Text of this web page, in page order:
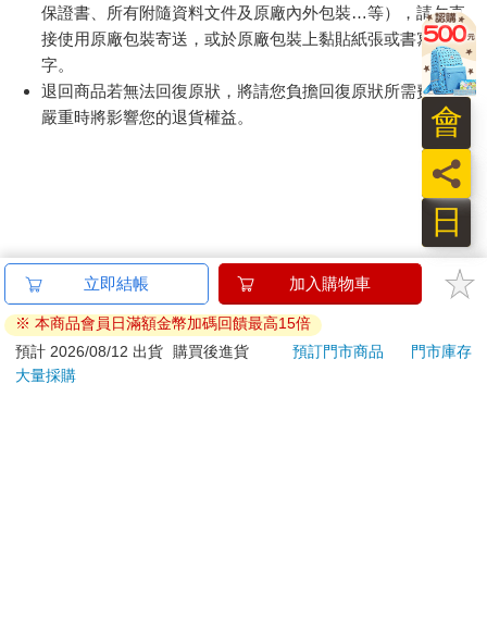
保證書、所有附隨資料文件及原廠內外包裝…等），請勿直
接使用原廠包裝寄送，或於原廠包裝上黏貼紙張或書寫文
字。
退回商品若無法回復原狀，將請您負擔回復原狀所需費用，
嚴重時將影響您的退貨權益。
立即結帳 加入購物車
※ 本商品會員日滿額金幣加碼回饋最高15倍
預計 2026/08/12 出貨
購買後進貨 預訂門市商品
門市庫存
大量採購
日
員
會